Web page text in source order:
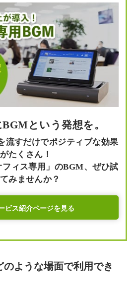
という発想を。
流すだけでポジティブな効果
がたくさん！
ィス専用」のBGM、ぜひ試
みませんか？
ビス紹介ページを見る
ような場面で利用でき